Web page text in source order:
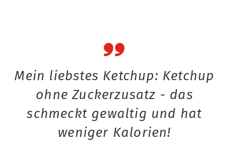
Mein liebstes Ketchup: Ketchup
ohne Zuckerzusatz - das
schmeckt gewaltig und hat
weniger Kalorien!